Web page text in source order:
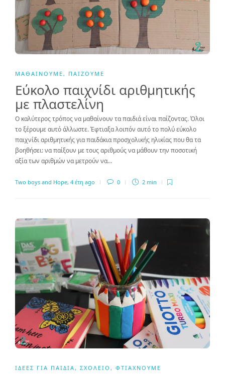
ΜΑΘΑΊΝΟΥΜΕ , ΠΑΊΖΟΥΜΕ
Εύκολο παιχνίδι αριθμητικής
με πλαστελίνη
Ο καλύτερος τρόπος να μαθαίνουν τα παιδιά είναι παίζοντας. Όλοι
το ξέρουμε αυτό άλλωστε. Έφτιαξα λοιπόν αυτό το πολύ εύκολο
παιχνίδι αριθμητικής για παιδάκια προσχολικής ηλικίας που θα τα
βοηθήσει: να παίξουν με τους αριθμούς να μάθουν την ποσοτική
αξία των αριθμών να μετρούν να…
Two boys and Hope, 4 έτη ago 0 2 min
ΙΔΈΕΣ ΓΙΑ ΠΑΙΔΙΆ , ΣΧΟΛΕΊΟ , ΦΤΙΆΧΝΟΥΜΕ